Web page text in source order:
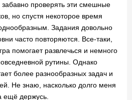
проверять эти смешные
но спустя некоторое время
Задания довольно
часто повторяются. Все-таки,
помогает развлечься и немного
рутины. Однако
более разнообразных задач и
Не знаю, насколько долго меня
ещё держусь.